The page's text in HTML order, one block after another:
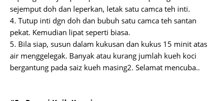
sejemput doh dan leperkan, letak satu camca teh inti.
4. Tutup inti dgn doh dan bubuh satu camca teh santan
pekat. Kemudian lipat seperti biasa.
5. Bila siap, susun dalam kukusan dan kukus 15 minit atas
air menggelegak. Banyak atau kurang jumlah kueh koci
bergantung pada saiz kueh masing2. Selamat mencuba..